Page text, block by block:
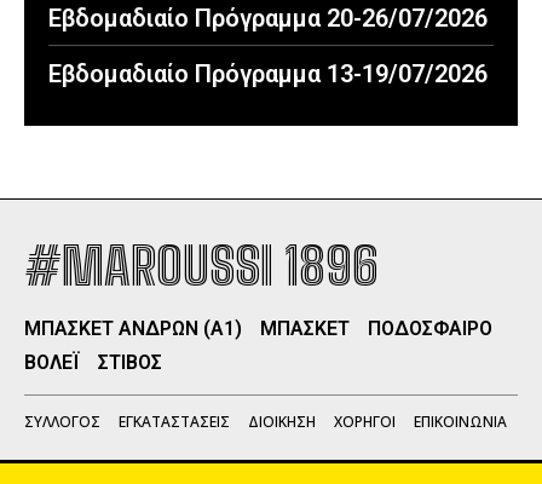
Εβδομαδιαίο Πρόγραμμα 20-26/07/2026
Εβδομαδιαίο Πρόγραμμα 13-19/07/2026
#MAROUSSI 1896
ΜΠΑΣΚΕΤ ΑΝΔΡΩΝ (Α1) ΜΠΑΣΚΕΤ
ΠΟΔΟΣΦΑΙΡΟ
ΒΟΛΕΪ
ΣΤΙΒΟΣ
ΣΥΛΛΟΓΟΣ ΕΓΚΑΤΑΣΤΑΣΕΙΣ ΔΙΟΙΚΗΣΗ ΧΟΡΗΓΟΙ ΕΠΙΚΟΙΝΩΝΙΑ